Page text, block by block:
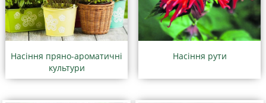
Насіння пряно-ароматичні
культури
Насіння рути